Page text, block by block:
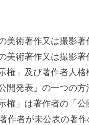
術著作又は撮影
美術著作又は撮影
権」及び著作者人
開発表」の一つの
権」は著作者の「
作者が未公表の著